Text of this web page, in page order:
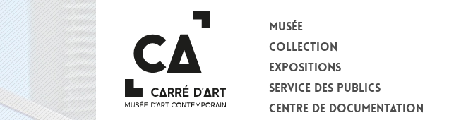
MUSÉE
COLLECTION
EXPOSITIONS
SERVICE DES PUBLICS
CENTRE DE DOCUMENTATION